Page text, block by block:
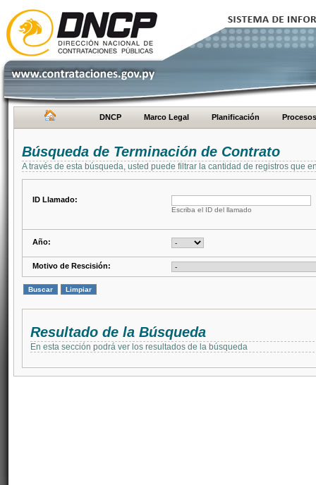
DNCP Marco Legal Planificación Procesos
Búsqueda de Terminación de Contrato
A través de esta búsqueda, usted puede filtrar la cantidad de registros que
ID Llamado:
Escriba el ID del llamado
Año:
Motivo de Rescisión:
Resultado de la Búsqueda
En esta sección podrá ver los resultados de la búsqueda